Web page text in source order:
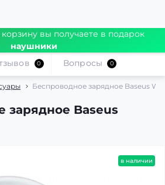
Беспроводное зарядное Baseus
зарядное Baseus
вы получаете в подарок
наушники
0 Вопросы 0
в наличии